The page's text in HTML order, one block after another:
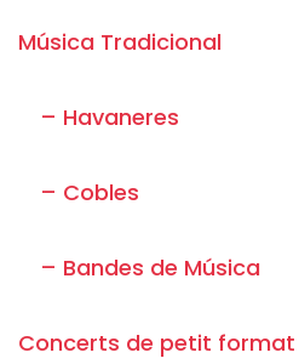
Música Tradicional
– Havaneres
– Cobles
– Bandes de Música
Concerts de petit format